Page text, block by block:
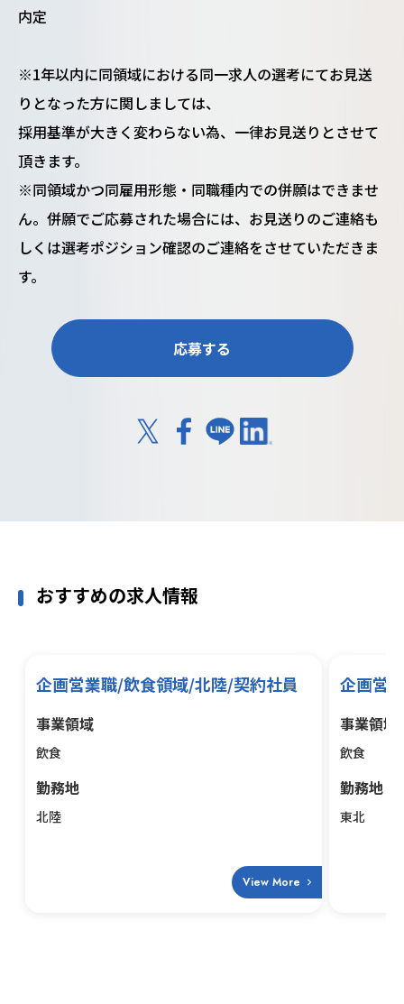
内定
※1年以内に同領域における同一求人の選考にてお見送
りとなった方に関しましては、
採用基準が大きく変わらない為、一律お見送りとさせて
頂きます。
※同領域かつ同雇用形態・同職種内での併願はできませ
ん。併願でご応募された場合には、お見送りのご連絡も
しくは選考ポジション確認のご連絡をさせていただきま
す。
応募する
おすすめの求人情報
企画営業職/飲食領域/北陸/契約社員
事業領域
飲食
勤務地
北陸
View More
企画営
事業領域
飲食
勤務地
東北